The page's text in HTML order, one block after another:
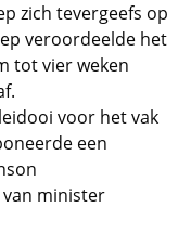
zich tevergeefs op
veroordeelde het
tot vier weken
voor het vak
een
minister